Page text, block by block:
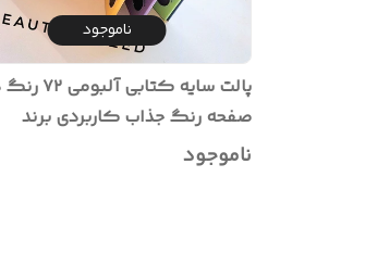
ناموجود
صفحه رنگ جذاب کاربردی برند
اورجینال کوکو اوربان با پیگمنت
ناموجود